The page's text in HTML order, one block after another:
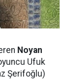
Noyan
Ufuk
Şerifoğlu)